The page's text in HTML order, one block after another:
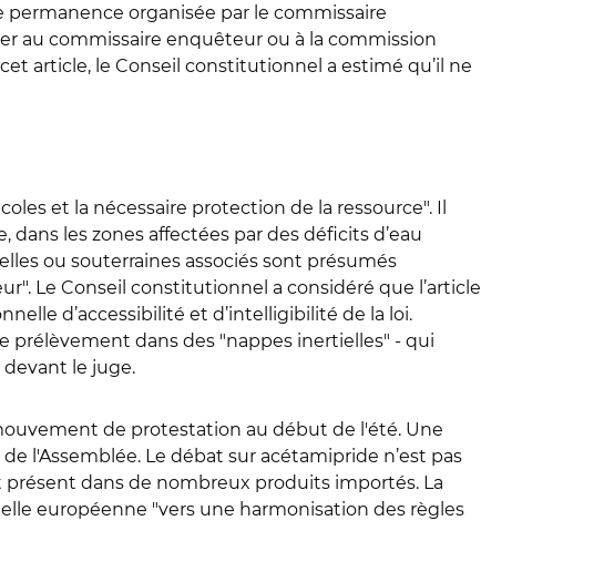
organisée par le commissaire
au commissaire enquêteur ou à la commission
article, le Conseil constitutionnel a estimé qu’il ne
et la nécessaire protection de la ressource". Il
dans les zones affectées par des déficits d’eau
ou souterraines associés sont présumés
Le Conseil constitutionnel a considéré que l’article
d’accessibilité et d’intelligibilité de la loi.
prélèvement dans des "nappes inertielles" - qui
le juge.
de protestation au début de l'été. Une
l'Assemblée. Le débat sur acétamipride n’est pas
présent dans de nombreux produits importés. La
européenne "vers une harmonisation des règles